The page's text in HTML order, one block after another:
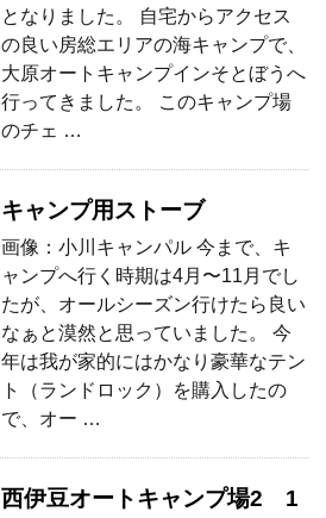
となりました。 自宅からアクセス
の良い房総エリアの海キャンプで、
大原オートキャンプインそとぼうへ
行ってきました。 このキャンプ場
のチェ …
キャンプ用ストーブ
画像：小川キャンパル 今まで、キ
ャンプへ行く時期は4月〜11月でし
たが、オールシーズン行けたら良い
なぁと漠然と思っていました。 今
年は我が家的にはかなり豪華なテン
ト（ランドロック）を購入したの
で、オー …
西伊豆オートキャンプ場2 1